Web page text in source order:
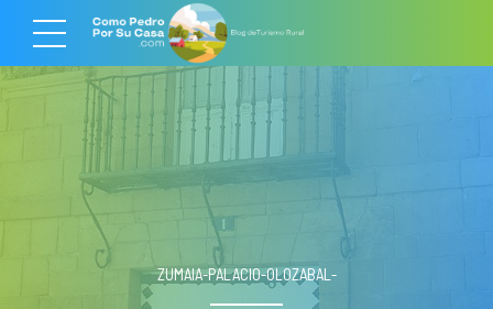
ZUMAIA-PALACIO-OLOZABAL-